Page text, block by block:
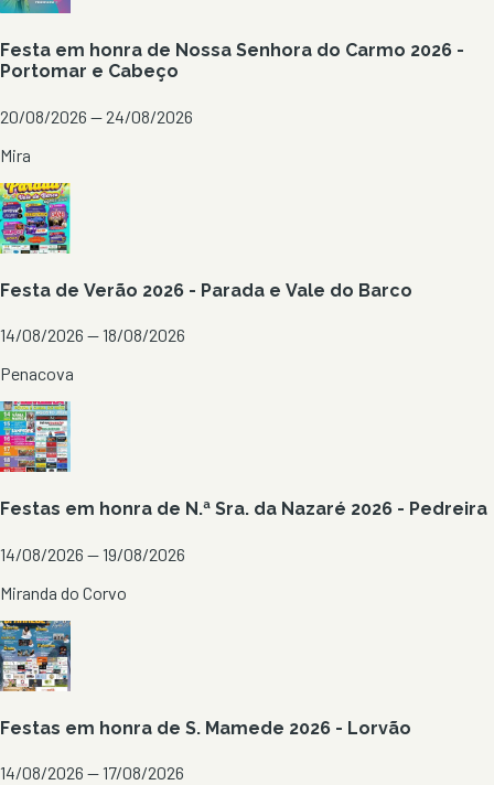
Festa em honra de Nossa Senhora do Carmo 2026 -
Portomar e Cabeço
20/08/2026 — 24/08/2026
Mira
Festa de Verão 2026 - Parada e Vale do Barco
14/08/2026 — 18/08/2026
Penacova
Festas em honra de N.ª Sra. da Nazaré 2026 - Pedreira
14/08/2026 — 19/08/2026
Miranda do Corvo
Festas em honra de S. Mamede 2026 - Lorvão
14/08/2026 — 17/08/2026